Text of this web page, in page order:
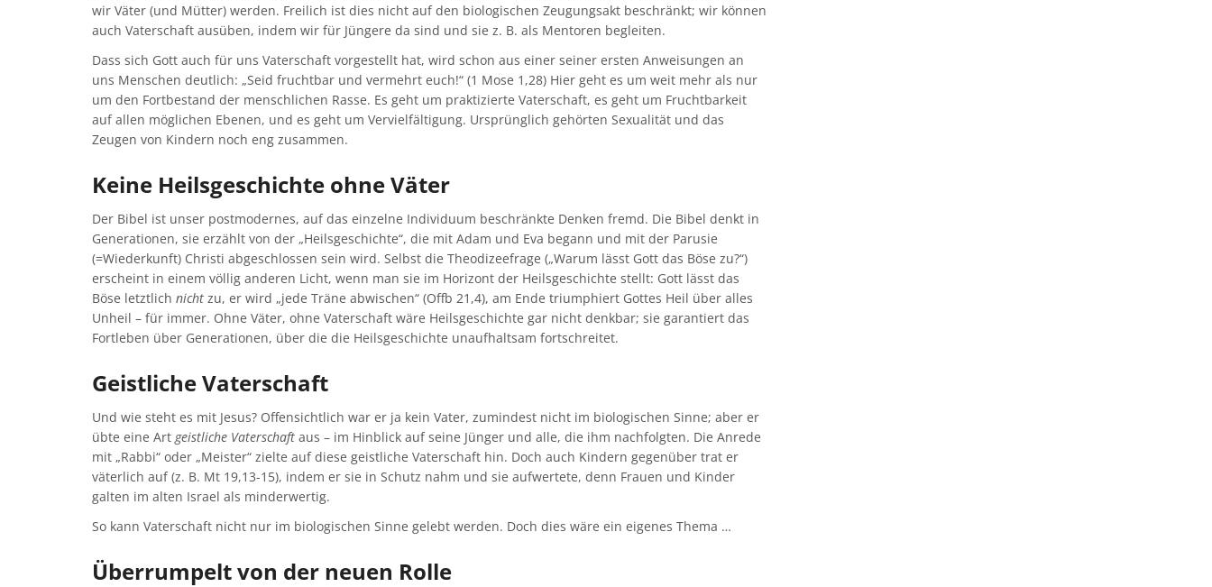
wir Väter (und Mütter) werden. Freilich ist dies nicht auf den biologischen Zeugungsakt beschränkt; wir können
auch Vaterschaft ausüben, indem wir für Jüngere da sind und sie z. B. als Mentoren begleiten.
Dass sich Gott auch für uns Vaterschaft vorgestellt hat, wird schon aus einer seiner ersten Anweisungen an
uns Menschen deutlich: „Seid fruchtbar und vermehrt euch!“ (1 Mose 1,28) Hier geht es um weit mehr als nur
um den Fortbestand der menschlichen Rasse. Es geht um praktizierte Vaterschaft, es geht um Fruchtbarkeit
auf allen möglichen Ebenen, und es geht um Vervielfältigung. Ursprünglich gehörten Sexualität und das
Zeugen von Kindern noch eng zusammen.
Keine Heilsgeschichte ohne Väter
Der Bibel ist unser postmodernes, auf das einzelne Individuum beschränkte Denken fremd. Die Bibel denkt in
Generationen, sie erzählt von der „Heilsgeschichte“, die mit Adam und Eva begann und mit der Parusie
(=Wiederkunft) Christi abgeschlossen sein wird. Selbst die Theodizeefrage („Warum lässt Gott das Böse zu?“)
erscheint in einem völlig anderen Licht, wenn man sie im Horizont der Heilsgeschichte stellt: Gott lässt das
Böse letztlich nicht zu, er wird „jede Träne abwischen“ (Offb 21,4), am Ende triumphiert Gottes Heil über alles
Unheil – für immer. Ohne Väter, ohne Vaterschaft wäre Heilsgeschichte gar nicht denkbar; sie garantiert das
Fortleben über Generationen, über die die Heilsgeschichte unaufhaltsam fortschreitet.
Geistliche Vaterschaft
Und wie steht es mit Jesus? Offensichtlich war er ja kein Vater, zumindest nicht im biologischen Sinne; aber er
übte eine Art geistliche Vaterschaft aus – im Hinblick auf seine Jünger und alle, die ihm nachfolgten. Die Anrede
mit „Rabbi“ oder „Meister“ zielte auf diese geistliche Vaterschaft hin. Doch auch Kindern gegenüber trat er
väterlich auf (z. B. Mt 19,13-15), indem er sie in Schutz nahm und sie aufwertete, denn Frauen und Kinder
galten im alten Israel als minderwertig.
So kann Vaterschaft nicht nur im biologischen Sinne gelebt werden. Doch dies wäre ein eigenes Thema …
Überrumpelt von der neuen Rolle